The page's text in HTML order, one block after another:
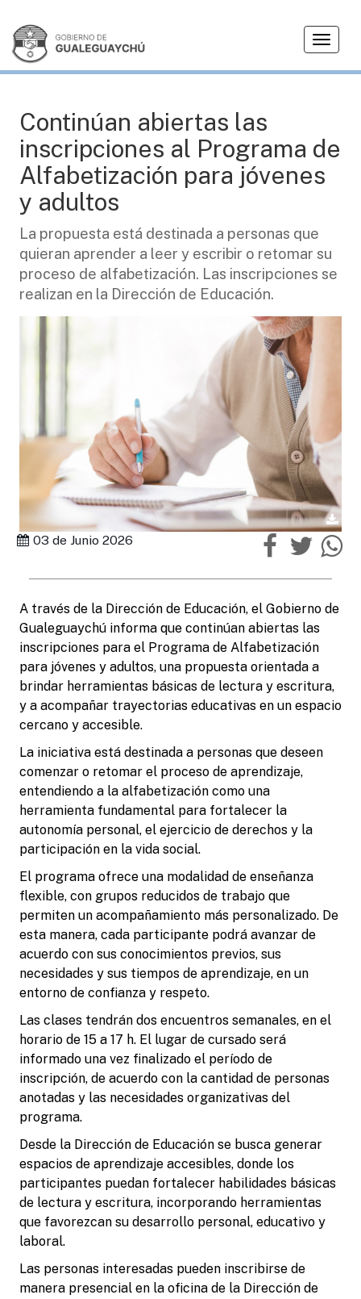
T
g
n
v
t
i
EDUCACIÓN
Continúan abiertas las
inscripciones al Programa de
Alfabetización para jóvenes
y adultos
La propuesta está destinada a personas que
quieran aprender a leer y escribir o retomar su
proceso de alfabetización. Las inscripciones se
realizan en la Dirección de Educación.
03 de Junio 2026
A través de la Dirección de Educación, el Gobierno de
Gualeguaychú informa que continúan abiertas las
inscripciones para el Programa de Alfabetización
para jóvenes y adultos, una propuesta orientada a
brindar herramientas básicas de lectura y escritura,
y a acompañar trayectorias educativas en un espacio
cercano y accesible.
La iniciativa está destinada a personas que deseen
comenzar o retomar el proceso de aprendizaje,
entendiendo a la alfabetización como una
herramienta fundamental para fortalecer la
autonomía personal, el ejercicio de derechos y la
participación en la vida social.
El programa ofrece una modalidad de enseñanza
flexible, con grupos reducidos de trabajo que
permiten un acompañamiento más personalizado. De
esta manera, cada participante podrá avanzar de
acuerdo con sus conocimientos previos, sus
necesidades y sus tiempos de aprendizaje, en un
entorno de confianza y respeto.
Las clases tendrán dos encuentros semanales, en el
horario de 15 a 17 h. El lugar de cursado será
informado una vez finalizado el período de
inscripción, de acuerdo con la cantidad de personas
anotadas y las necesidades organizativas del
programa.
Desde la Dirección de Educación se busca generar
espacios de aprendizaje accesibles, donde los
participantes puedan fortalecer habilidades básicas
de lectura y escritura, incorporando herramientas
que favorezcan su desarrollo personal, educativo y
laboral.
Las personas interesadas pueden inscribirse de
manera presencial en la oficina de la Dirección de